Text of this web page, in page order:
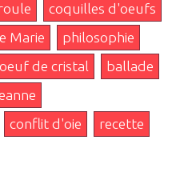
coquilles d'oeufs
Marie
philosophie
oeuf de cristal
ballade
conflit d'oie
recette